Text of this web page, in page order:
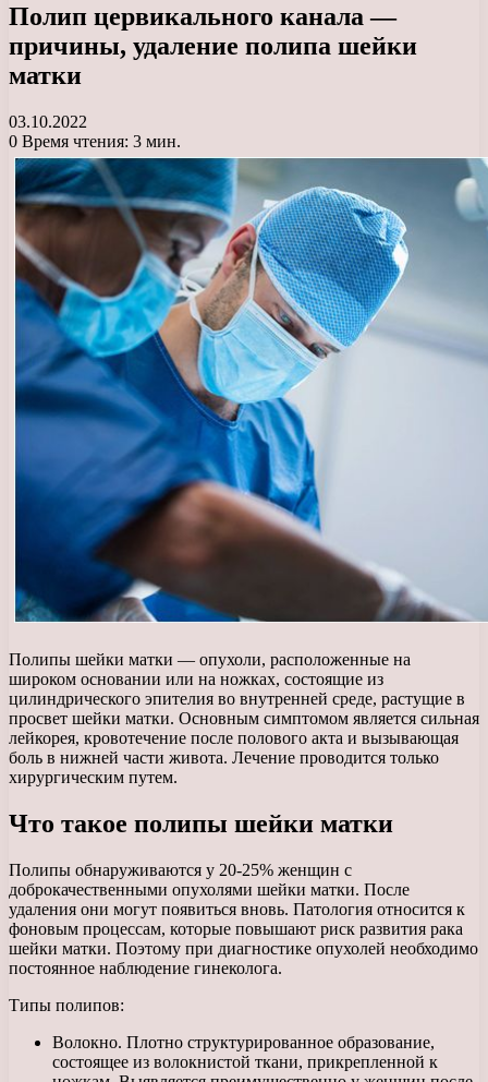
Полип цервикального канала —
причины, удаление полипа шейки
матки
03.10.2022
0 Время чтения: 3 мин.
Полипы шейки матки — опухоли, расположенные на
широком основании или на ножках, состоящие из
цилиндрического эпителия во внутренней среде, растущие в
просвет шейки матки. Основным симптомом является сильная
лейкорея, кровотечение после полового акта и вызывающая
боль в нижней части живота. Лечение проводится только
хирургическим путем.
Что такое полипы шейки матки
Полипы обнаруживаются у 20-25% женщин с
доброкачественными опухолями шейки матки. После
удаления они могут появиться вновь. Патология относится к
фоновым процессам, которые повышают риск развития рака
шейки матки. Поэтому при диагностике опухолей необходимо
постоянное наблюдение гинеколога.
Типы полипов:
Волокно. Плотно структурированное образование,
состоящее из волокнистой ткани, прикрепленной к